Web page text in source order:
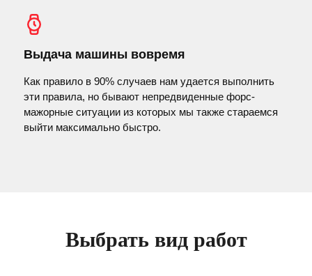
Выдача машины вовремя
Как правило в 90% случаев нам удается выполнить
эти правила, но бывают непредвиденные форс-
мажорные ситуации из которых мы также стараемся
выйти максимально быстро.
Выбрать вид работ